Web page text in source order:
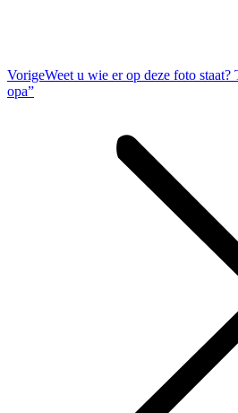
VorigeVorig
Weet u wie er op deze foto staat?
opa”